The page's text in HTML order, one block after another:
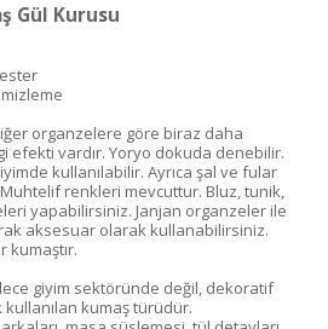
Gül Kurusu
organzelere göre biraz daha
efekti vardır. Yoryo dokuda denebilir.
kullanılabilir. Ayrıca şal ve fular
renkleri mevcuttur. Bluz, tunik,
yapabilirsiniz. Janjan organzeler ile
aksesuar olarak kullanabilirsiniz.
kumaştır.
giyim sektöründe değil, dekoratif
kumaş türüdür.